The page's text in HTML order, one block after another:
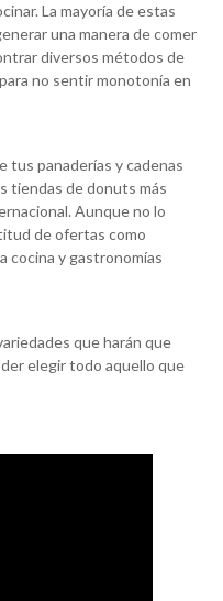
La mayoría de estas
una manera de comer
diversos métodos de
no sentir monotonía en
tus panaderías y cadenas
tiendas de donuts más
Aunque no lo
de ofertas como
cocina y gastronomías
que harán que
elegir todo aquello que